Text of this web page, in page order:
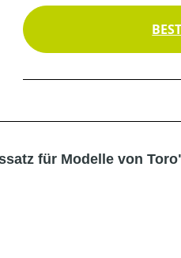
für Modelle von